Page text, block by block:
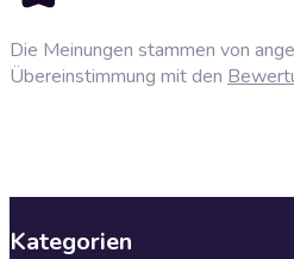
Die Meinungen stammen von
Übereinstimmung mit den
Kategorien